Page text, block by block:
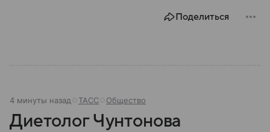
Поделиться
4 минуты назад ТАСС Общество
Диетолог Чунтонова